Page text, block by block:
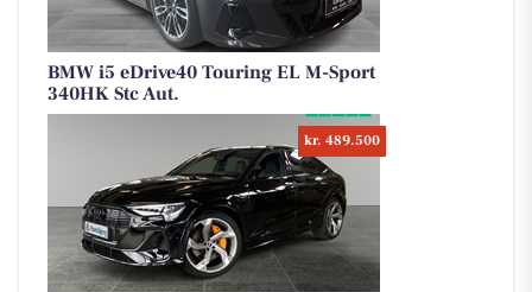
BMW i5 eDrive40 Touring EL M-Sport
340HK Stc Aut.
kr. 489.500